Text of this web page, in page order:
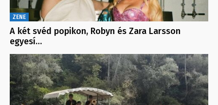
ZENE
A két svéd popikon, Robyn és Zara Larsson
egyesí…